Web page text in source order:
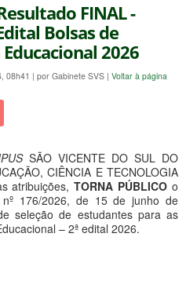
FINAL -
Bolsas de
2026
08h41 | por Gabinete SVS | Voltar à página
SÃO VICENTE DO SUL DO
CIÊNCIA E TECNOLOGIA
atribuições,TORNA PÚBLICO o
nº 176/2026, de 15 de junho de
seleção de estudantes para as
– 2ª edital 2026.